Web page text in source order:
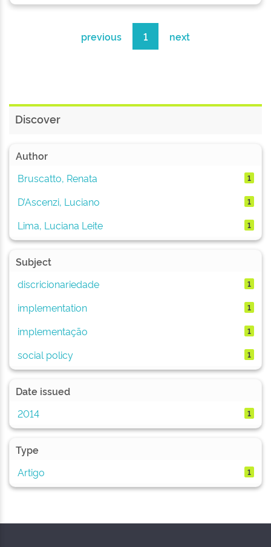
previous 1 next
Discover
Author
Bruscatto, Renata
1
D’Ascenzi, Luciano 1
Lima, Luciana Leite 1
Subject
discricionariedade
1
implementation 1
implementação 1
social policy 1
Date issued
2014
1
Type
Artigo
1